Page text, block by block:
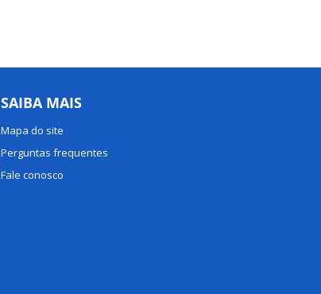
SAIBA MAIS
Mapa do site
Perguntas frequentes
Fale conosco